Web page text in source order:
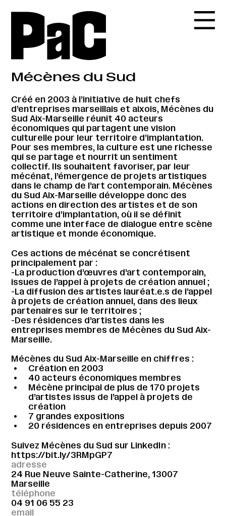
Mécènes du Sud
adresse
24 Rue Neuve Sainte-Catherine, 13007
Marseille
téléphone
04 91 06 55 23
email
Créé en 2003 à l’initiative de huit chefs
d’entreprises marseillais et aixois, Mécènes du
Sud Aix-Marseille réunit 40 acteurs
économiques qui partagent une vision
culturelle pour leur territoire d’implantation.
Pour ses membres, la culture est une richesse
qui se partage et nourrit un sentiment
collectif. Ils souhaitent favoriser, par leur
mécénat, l’émergence de projets artistiques
dans le champ de l’art contemporain. Mécènes
du Sud Aix-Marseille développe donc des
actions en direction des artistes et de son
territoire d’implantation, où il se définit
comme une interface de dialogue entre scène
artistique et monde économique.
Ces actions de mécénat se concrétisent
principalement par :
-La production d’œuvres d’art contemporain,
issues de l’appel à projets de création annuel ;
-La diffusion des artistes lauréat.e.s de l’appel
à projets de création annuel, dans des lieux
partenaires sur le territoires ;
-Des résidences d’artistes dans les
entreprises membres de Mécènes du Sud Aix-
Marseille.
Mécènes du Sud Aix-Marseille en chiffres :
Création en 2003
40 acteurs économiques membres
Mécène principal de plus de 170 projets
d’artistes issus de l’appel à projets de
création
7 grandes expositions
20 résidences en entreprises depuis 2007
Suivez Mécènes du Sud sur LinkedIn :
https://bit.ly/3RMpGP7